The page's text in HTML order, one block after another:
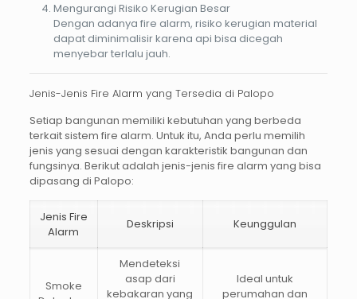
Mengurangi Risiko Kerugian Besar
Dengan adanya fire alarm, risiko kerugian material
dapat diminimalisir karena api bisa dicegah
menyebar terlalu jauh.
Jenis-Jenis Fire Alarm yang Tersedia di Palopo
Setiap bangunan memiliki kebutuhan yang berbeda
terkait sistem fire alarm. Untuk itu, Anda perlu memilih
jenis yang sesuai dengan karakteristik bangunan dan
fungsinya. Berikut adalah jenis-jenis fire alarm yang bisa
dipasang di Palopo:
Jenis Fire
Alarm
Deskripsi Keunggulan
Smoke
Mendeteksi
asap dari
kebakaran yang
Ideal untuk
perumahan dan